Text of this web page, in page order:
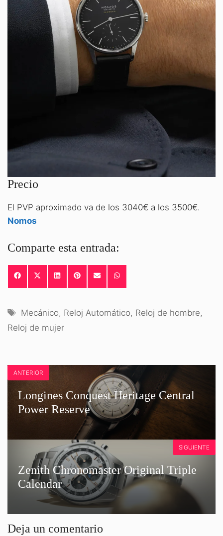
Precio
El PVP aproximado va de los 3040€ a los 3500€.
Nomos
Comparte esta entrada:
COMPARTIR
EN
COMPARTIR
EN
(TWITTER)
COMPARTIR
EN
COMPARTIR
EN
COMPARTIR
EN
EN
Etiquetas
Mecánico, Reloj Automático, Reloj de hombre,
Reloj de mujer
ANTERIOR
Longines Conquest Heritage Central
Power Reserve
Zenith Chronomaster Original Triple
Calendar
SIGUIENTE
Deja un comentario